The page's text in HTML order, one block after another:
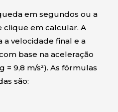
em segundos ou a
clique em calcular. A
velocidade final e a
base na aceleração
= 9,8 m/s²). As fórmulas
são: